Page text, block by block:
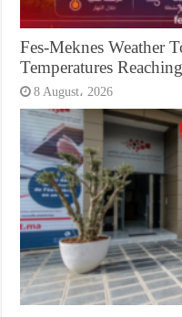
Fes-Meknes Weather
Temperatures
8 August، 2026